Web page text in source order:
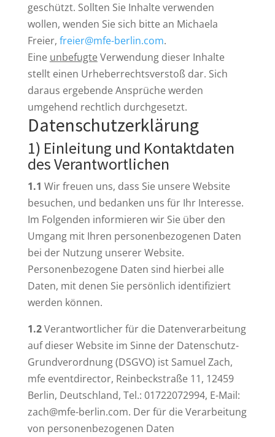
geschützt. Sollten Sie Inhalte verwenden
wollen, wenden Sie sich bitte an Michaela
Freier, freier@mfe-berlin.com.
Eine unbefugteVerwendung dieser Inhalte
stellt einen Urheberrechtsverstoß dar. Sich
daraus ergebende Ansprüche werden
umgehend rechtlich durchgesetzt.
Datenschutzerklärung
1) Einleitung und Kontaktdaten
des Verantwortlichen
1.1 Wir freuen uns, dass Sie unsere Website
besuchen, und bedanken uns für Ihr Interesse.
Im Folgenden informieren wir Sie über den
Umgang mit Ihren personenbezogenen Daten
bei der Nutzung unserer Website.
Personenbezogene Daten sind hierbei alle
Daten, mit denen Sie persönlich identifiziert
werden können.
1.2Verantwortlicher für die Datenverarbeitung
auf dieser Website im Sinne der Datenschutz-
Grundverordnung (DSGVO) ist Samuel Zach,
mfe eventdirector, Reinbeckstraße 11, 12459
Berlin, Deutschland, Tel.: 01722072994, E-Mail:
zach@mfe-berlin.com. Der für die Verarbeitung
von personenbezogenen Daten